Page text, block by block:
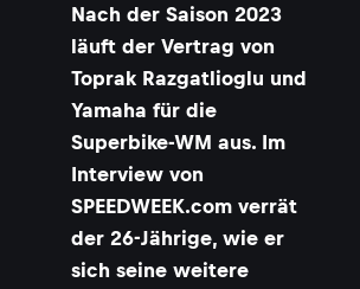
Nach der Saison 2023
läuft der Vertrag von
Toprak Razgatlioglu und
Yamaha für die
Superbike-WM aus. Im
Interview von
SPEEDWEEK.com verrät
der 26-Jährige, wie er
sich seine weitere